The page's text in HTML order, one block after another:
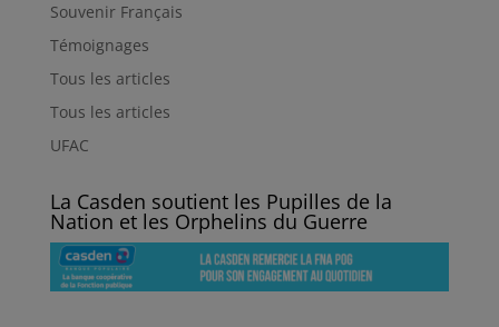
Souvenir Français
Témoignages
Tous les articles
Tous les articles
UFAC
La Casden soutient les Pupilles de la
Nation et les Orphelins du Guerre